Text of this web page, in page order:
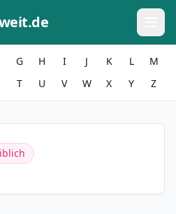
G H I J K L
M
T U V W X Y Z